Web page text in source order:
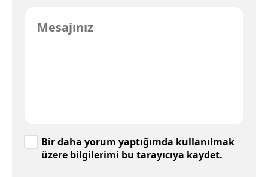
Bir daha yorum yaptığımda kullanılmak
üzere bilgilerimi bu tarayıcıya kaydet.